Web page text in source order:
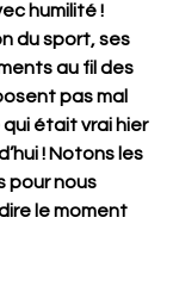
humilité !
du sport, ses
au fil des
pas mal
qui était vrai hier
! Notons les
pour nous
le moment